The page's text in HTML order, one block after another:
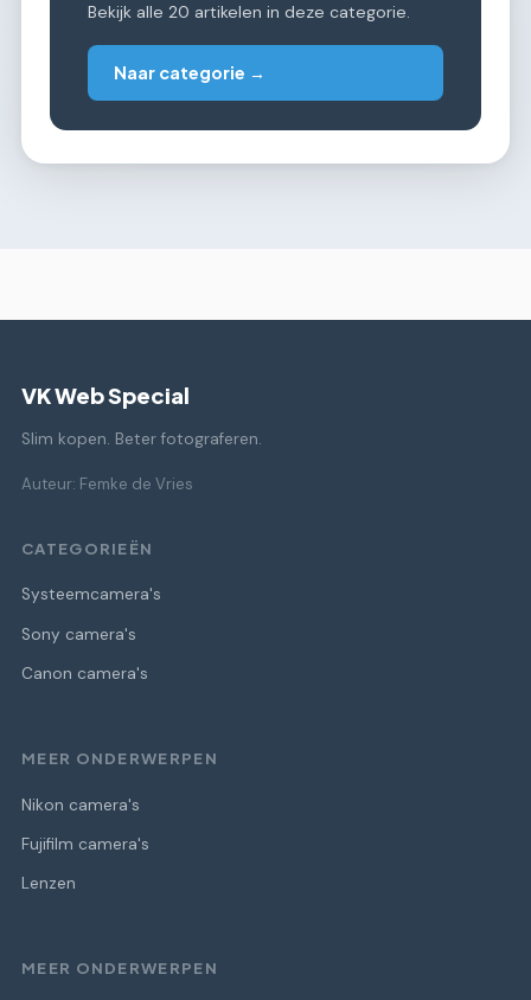
Bekijk alle 20 artikelen in deze categorie.
Naar categorie →
VK Web Special
Slim kopen. Beter fotograferen.
Auteur: Femke de Vries
CATEGORIEËN
Systeemcamera's
Sony camera's
Canon camera's
MEER ONDERWERPEN
Nikon camera's
Fujifilm camera's
Lenzen
MEER ONDERWERPEN